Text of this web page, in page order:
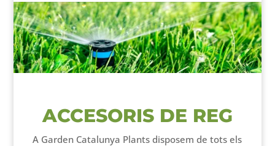
INICI
PLANTES
MASCOTESACCESORIS DE REG
A Garden Catalunya Plants disposem de tots els